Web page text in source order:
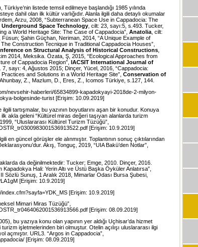
listede temsil edilmeye başlandığı 1985 yılında
dahil olan ilk kültür varlığıdır. Alanla ilgili daha detaylı okumalar
Arzu, 2008, “Subterranean Space Use in Cappadocia: The
Space Technology , cilt: 23, sayı:5, s.493. Tucker,
a World Heritage Site: The Case of Cappadocia”, Anatolia , cilt:
Şahin Güçhan, Neriman, 2014, “A Unique Example of
Construction Tecnique in Traditional Cappadocia Houses”,
on Structural Analysis of Historical Constructions
2014, Meksika. Özata, Ş, 2015, “Ecological Approaches from
of Cappadocia Region”,
IACSIT International Journal of
7, sayı: 4, Ağustos 2015; Dinçer, Yücel, 2016, “Cappadocia:
and Solutions in a World Heritage Site”, Conservation of
Ahunbay, Z., Mazlum, D., Eres, Z., Icomos Türkiye, s.127, 144.
nevsehir-haberleri/65834899-kapadokyayi-2018de-2-milyon-
bolgesinde-turist [Erişim: 10.09.2019]
tartışmalar, bu yazının boyutlarını aşan bir konudur. Konuya
akla geleni “Kültürel miras değeri taşıyan alanlarda turizm
“Uluslararası Kültürel Turizm Tüzüğü”,
[Erişim: 10.9.2019]
en güncel görüşler ele alınmıştır. Toplantının sonuç çıktılarından
Akış, Tonguç, 2019, “UIA Bakü’den Notlar”,
da değinilmektedir: Tucker; Emge, 2010. Dinçer, 2016.
Hali: Yerin Altı ve Üstü Başka Öyküler Anlatırsa”,
Sözlü Sunuş, 1 Aralık 2018, Mimarlar Odası Bursa Şubesi,
[Erişim: 10.9.2019]
[Erişim: 10.9.2019]
Mimari Miras Tüzüğü”,
[Erişim: 08.09.2019]
bu yazıya konu olan yapının yer aldığı Uçhisar’da hizmet
işletmelerinden biri olmuştur. Otelin açılışı uluslararası ilgi
açmıştır. URL3. “Argos in Cappadocia”,
[Erişim: 08.09.2019]